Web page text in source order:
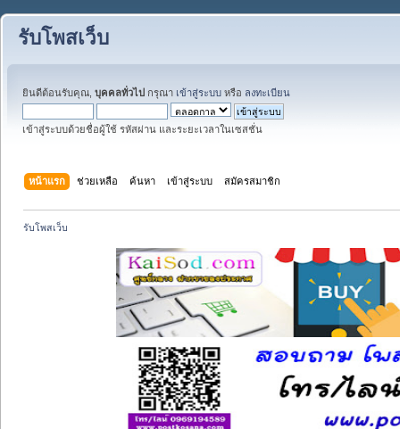
รับโพสเว็บ
ยินดีต้อนรับคุณ, บุคคลทั่วไป กรุณา เข้าสู่ระบบ หรือ ลงทะเบียน
เข้าสู่ระบบด้วยชื่อผู้ใช้ รหัสผ่าน และระยะเวลาในเซสชั่น
หน้าแรก ช่วยเหลือ ค้นหา เข้าสู่ระบบ สมัครสมาชิก
รับโพสเว็บ